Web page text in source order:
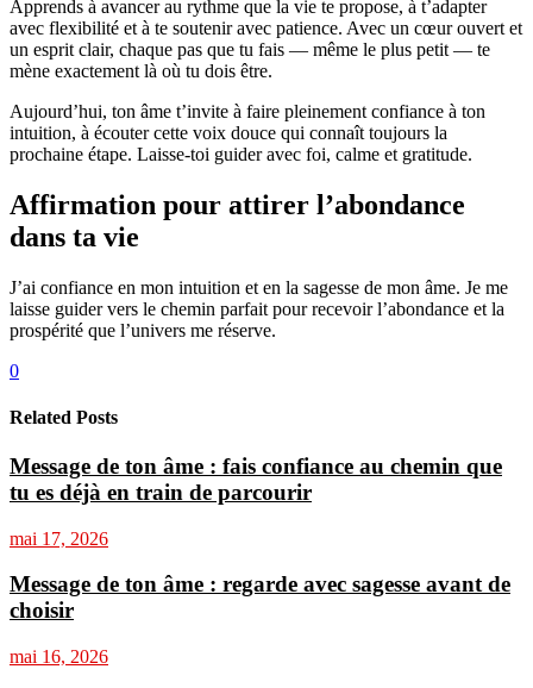
Apprends à avancer au rythme que la vie te propose, à t’adapter
avec flexibilité et à te soutenir avec patience. Avec un cœur ouvert et
un esprit clair, chaque pas que tu fais — même le plus petit — te
mène exactement là où tu dois être.
Aujourd’hui, ton âme t’invite à faire pleinement confiance à ton
intuition, à écouter cette voix douce qui connaît toujours la
prochaine étape. Laisse-toi guider avec foi, calme et gratitude.
Affirmation pour attirer l’abondance
dans ta vie
J’ai confiance en mon intuition et en la sagesse de mon âme. Je me
laisse guider vers le chemin parfait pour recevoir l’abondance et la
prospérité que l’univers me réserve.
0
Related Posts
Message de ton âme : fais confiance au chemin que
tu es déjà en train de parcourir
mai 17, 2026
Message de ton âme : regarde avec sagesse avant de
choisir
mai 16, 2026